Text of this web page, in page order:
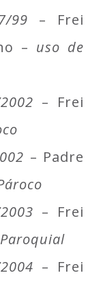
99 – Frei
– uso de
– Frei
– Padre
– Frei
– Frei